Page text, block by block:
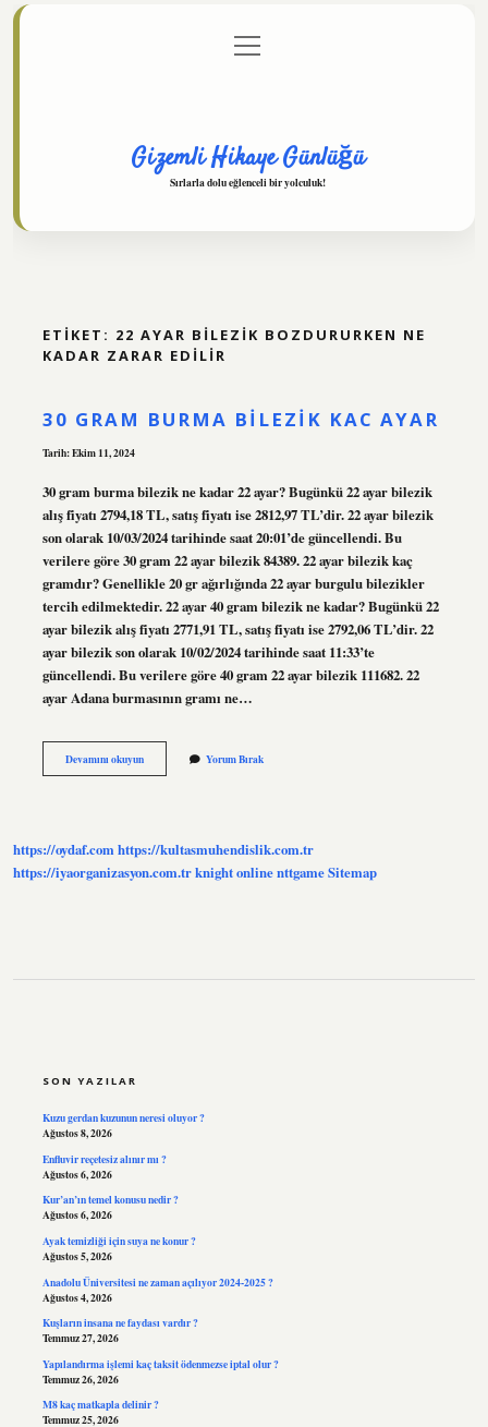
Gizlilik Politikası
menüyü
aç
Gizemli Hikaye Günlüğü
Sırlarla dolu eğlenceli bir yolculuk!
ETIKET: 22 AYAR BILEZIK BOZDURURKEN NE
KADAR ZARAR EDILIR
30 GRAM BURMA BILEZIK KAC AYAR
Tarih: Ekim 11, 2024
30 gram burma bilezik ne kadar 22 ayar? Bugünkü 22 ayar bilezik
alış fiyatı 2794,18 TL, satış fiyatı ise 2812,97 TL’dir. 22 ayar bilezik
son olarak 10/03/2024 tarihinde saat 20:01’de güncellendi. Bu
verilere göre 30 gram 22 ayar bilezik 84389. 22 ayar bilezik kaç
gramdır? Genellikle 20 gr ağırlığında 22 ayar burgulu bilezikler
tercih edilmektedir. 22 ayar 40 gram bilezik ne kadar? Bugünkü 22
ayar bilezik alış fiyatı 2771,91 TL, satış fiyatı ise 2792,06 TL’dir. 22
ayar bilezik son olarak 10/02/2024 tarihinde saat 11:33’te
güncellendi. Bu verilere göre 40 gram 22 ayar bilezik 111682. 22
ayar Adana burmasının gramı ne…
Devamını okuyun30
Gram
Yorum Bırak
https://oydaf.comhttps://kultasmuhendislik.com.tr
https://iyaorganizasyon.com.trknight onlinenttgameSitemap
SON YAZILAR
Kuzu gerdan kuzunun neresi oluyor ?
Ağustos 8, 2026
Enfluvir reçetesiz alınır mı ?
Ağustos 6, 2026
Kur’an’ın temel konusu nedir ?
Ağustos 6, 2026
Ayak temizliği için suya ne konur ?
Ağustos 5, 2026
Anadolu Üniversitesi ne zaman açılıyor 2024-2025 ?
Ağustos 4, 2026
Kuşların insana ne faydası vardır ?
Temmuz 27, 2026
Yapılandırma işlemi kaç taksit ödenmezse iptal olur ?
Temmuz 26, 2026
M8 kaç matkapla delinir ?
Temmuz 25, 2026